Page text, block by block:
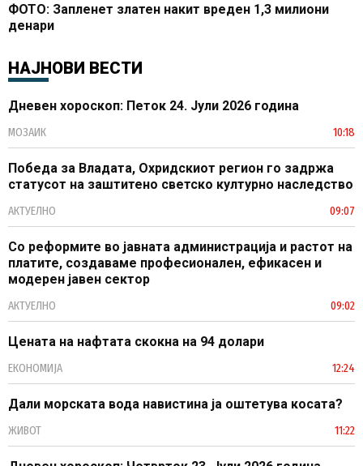
ФОТО: Запленет златен накит вреден 1,3 милиони
денари
НАЈНОВИ ВЕСТИ
Дневен хороскоп: Петок 24. Јули 2026 година
МОЗАИК 10:18
Победа за Владата, Охридскиот регион го задржа
статусот на заштитено светско културно наследство
АКТУЕЛНО 09:07
Со реформите во јавната администрација и растот на
платите, создаваме професионален, ефикасен и
модерен јавен сектор
АКТУЕЛНО 09:02
Цената на нафтата скокна на 94 долари
ЕКОНОМИЈА 12:24
Дали морската вода навистина ја оштетува косата?
ЖИВОТ 11:22